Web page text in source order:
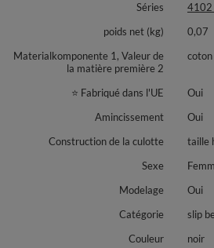
Séries
4102
poids net (kg)
0,07
Materialkomponente 1, Valeur de
la matière première 2
⭐ Fabriqué dans l'UE
Oui
Amincissement
Oui
Construction de la culotte
taille
Sexe
Modelage
Oui
Catégorie
slip
Couleur
noir